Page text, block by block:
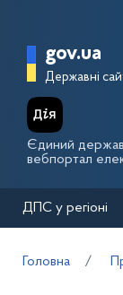
gov.ua
Державні
Єдиний
вебпортал
ДПС у регіоні
Головна